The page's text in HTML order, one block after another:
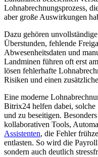
Lohnabrechnungsprozess,
aber große Auswirkungen
Dazu gehören
Überstunden, fehlende
Abwesenheitsdaten und
Landminen führen oft erst
lösen fehlerhafte
Risiken und einen
Eine moderne
Bitrix24 helfen dabei,
und zu beseitigen.
kollaborativen Tools,
Assistenten, die Fehler
entlasten. So wird die
sondern auch deutlich